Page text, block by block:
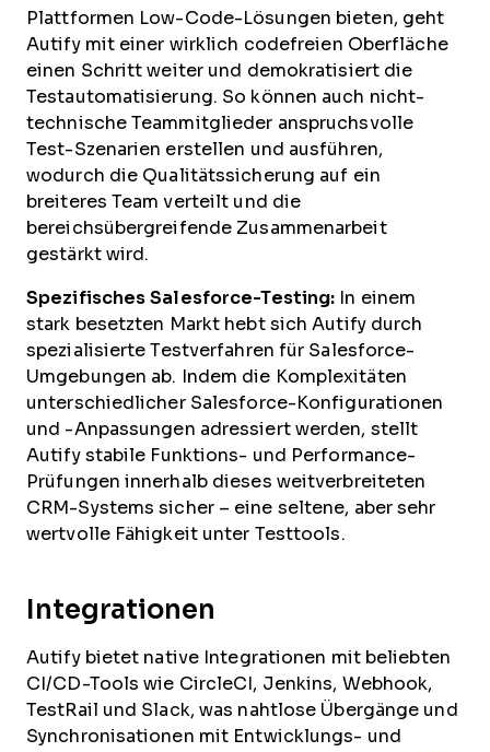
Plattformen Low-Code-Lösungen bieten, geht
Autify mit einer wirklich codefreien Oberfläche
einen Schritt weiter und demokratisiert die
Testautomatisierung. So können auch nicht-
technische Teammitglieder anspruchsvolle
Test-Szenarien erstellen und ausführen,
wodurch die Qualitätssicherung auf ein
breiteres Team verteilt und die
bereichsübergreifende Zusammenarbeit
gestärkt wird.
Spezifisches Salesforce-Testing: In einem
stark besetzten Markt hebt sich Autify durch
spezialisierte Testverfahren für Salesforce-
Umgebungen ab. Indem die Komplexitäten
unterschiedlicher Salesforce-Konfigurationen
und -Anpassungen adressiert werden, stellt
Autify stabile Funktions- und Performance-
Prüfungen innerhalb dieses weitverbreiteten
CRM-Systems sicher – eine seltene, aber sehr
wertvolle Fähigkeit unter Testtools.
Integrationen
Autify bietet native Integrationen mit beliebten
CI/CD-Tools wie CircleCI, Jenkins, Webhook,
TestRail und Slack, was nahtlose Übergänge und
Synchronisationen mit Entwicklungs- und